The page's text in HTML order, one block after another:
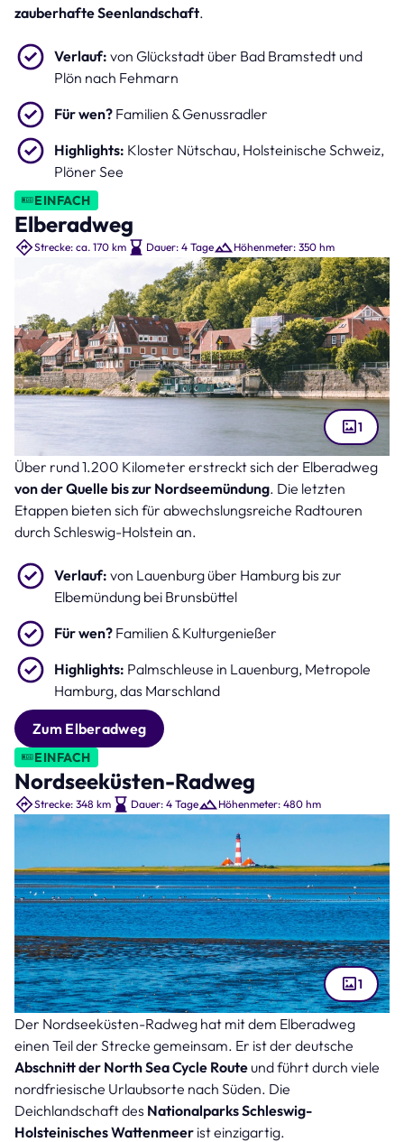
zauberhafte Seenlandschaft.
Verlauf: von Glückstadt über Bad Bramstedt und
Plön nach Fehmarn
Für wen? Familien & Genussradler
Highlights: Kloster Nütschau, Holsteinische Schweiz,
Plöner See
EINFACH
Elberadweg
Strecke: ca. 170 km Dauer: 4 Tage Höhenmeter: 350 hm
Lauenburg an der Elbe (Bild: FI-LO – stock.adobe.com )
1
Über rund 1.200 Kilometer erstreckt sich der Elberadweg
von der Quelle bis zur Nordseemündung. Die letzten
Etappen bieten sich für abwechslungsreiche Radtouren
durch Schleswig-Holstein an.
Verlauf: von Lauenburg über Hamburg bis zur
Elbemündung bei Brunsbüttel
Für wen? Familien & Kulturgenießer
Highlights: Palmschleuse in Lauenburg, Metropole
Hamburg, das Marschland
Zum Elberadweg
EINFACH
Nordseeküsten-Radweg
Strecke: 348 km Dauer: 4 Tage Höhenmeter: 480 hm
Schleswig-Holsteinisches Wattenmeer und Westerhever (Bild:
pusteflower9024 – stock.adobe.com )
1
Der Nordseeküsten-Radweg hat mit dem Elberadweg
einen Teil der Strecke gemeinsam. Er ist der deutsche
Abschnitt der North Sea Cycle Route und führt durch viele
nordfriesische Urlaubsorte nach Süden. Die
Deichlandschaft des Nationalparks Schleswig-
Holsteinisches Wattenmeer ist einzigartig.